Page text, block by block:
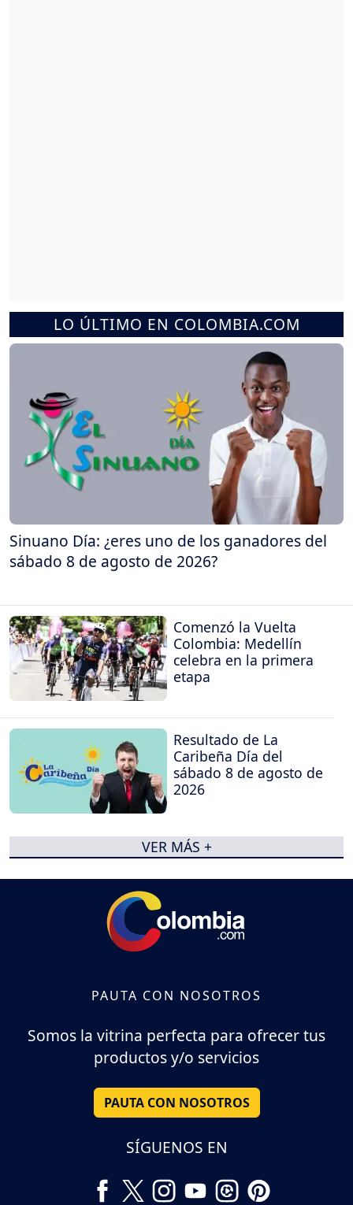
LO ÚLTIMO EN COLOMBIA.COM
Sinuano Día: ¿eres uno de los ganadores del
sábado 8 de agosto de 2026?
Comenzó la Vuelta
Colombia: Medellín
celebra en la primera
etapa
Resultado de La
Caribeña Día del
sábado 8 de agosto de
2026
VER MÁS +
PAUTA CON NOSOTROS
Somos la vitrina perfecta para ofrecer tus
productos y/o servicios
PAUTA CON NOSOTROS
SÍGUENOS EN